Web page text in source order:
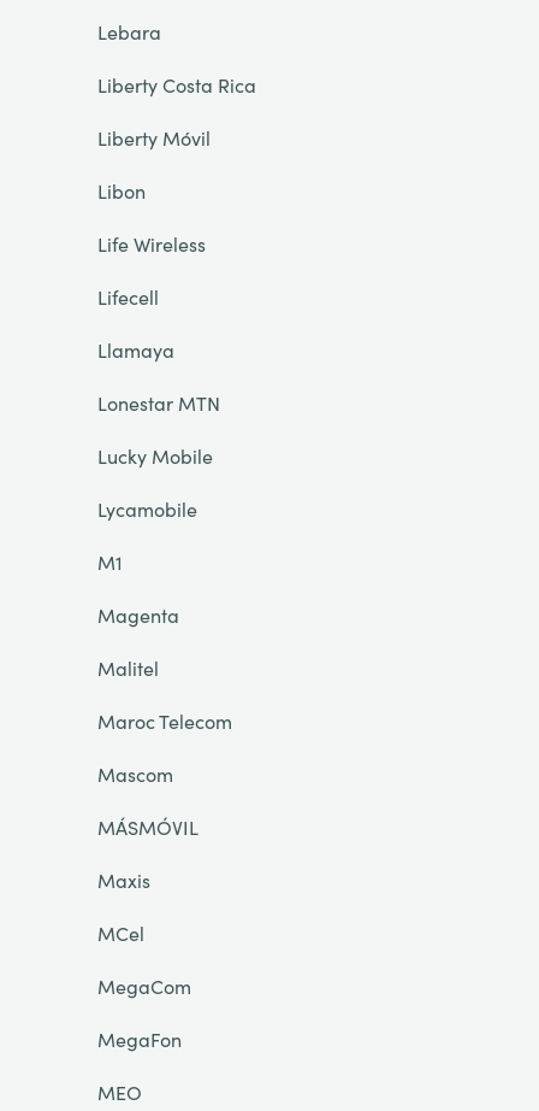
Lebara
Liberty Costa Rica
Liberty Móvil
Libon
Life Wireless
Lifecell
Llamaya
Lonestar MTN
Lucky Mobile
Lycamobile
M1
Magenta
Malitel
Maroc Telecom
Mascom
MÁSMÓVIL
Maxis
MCel
MegaCom
MegaFon
MEO